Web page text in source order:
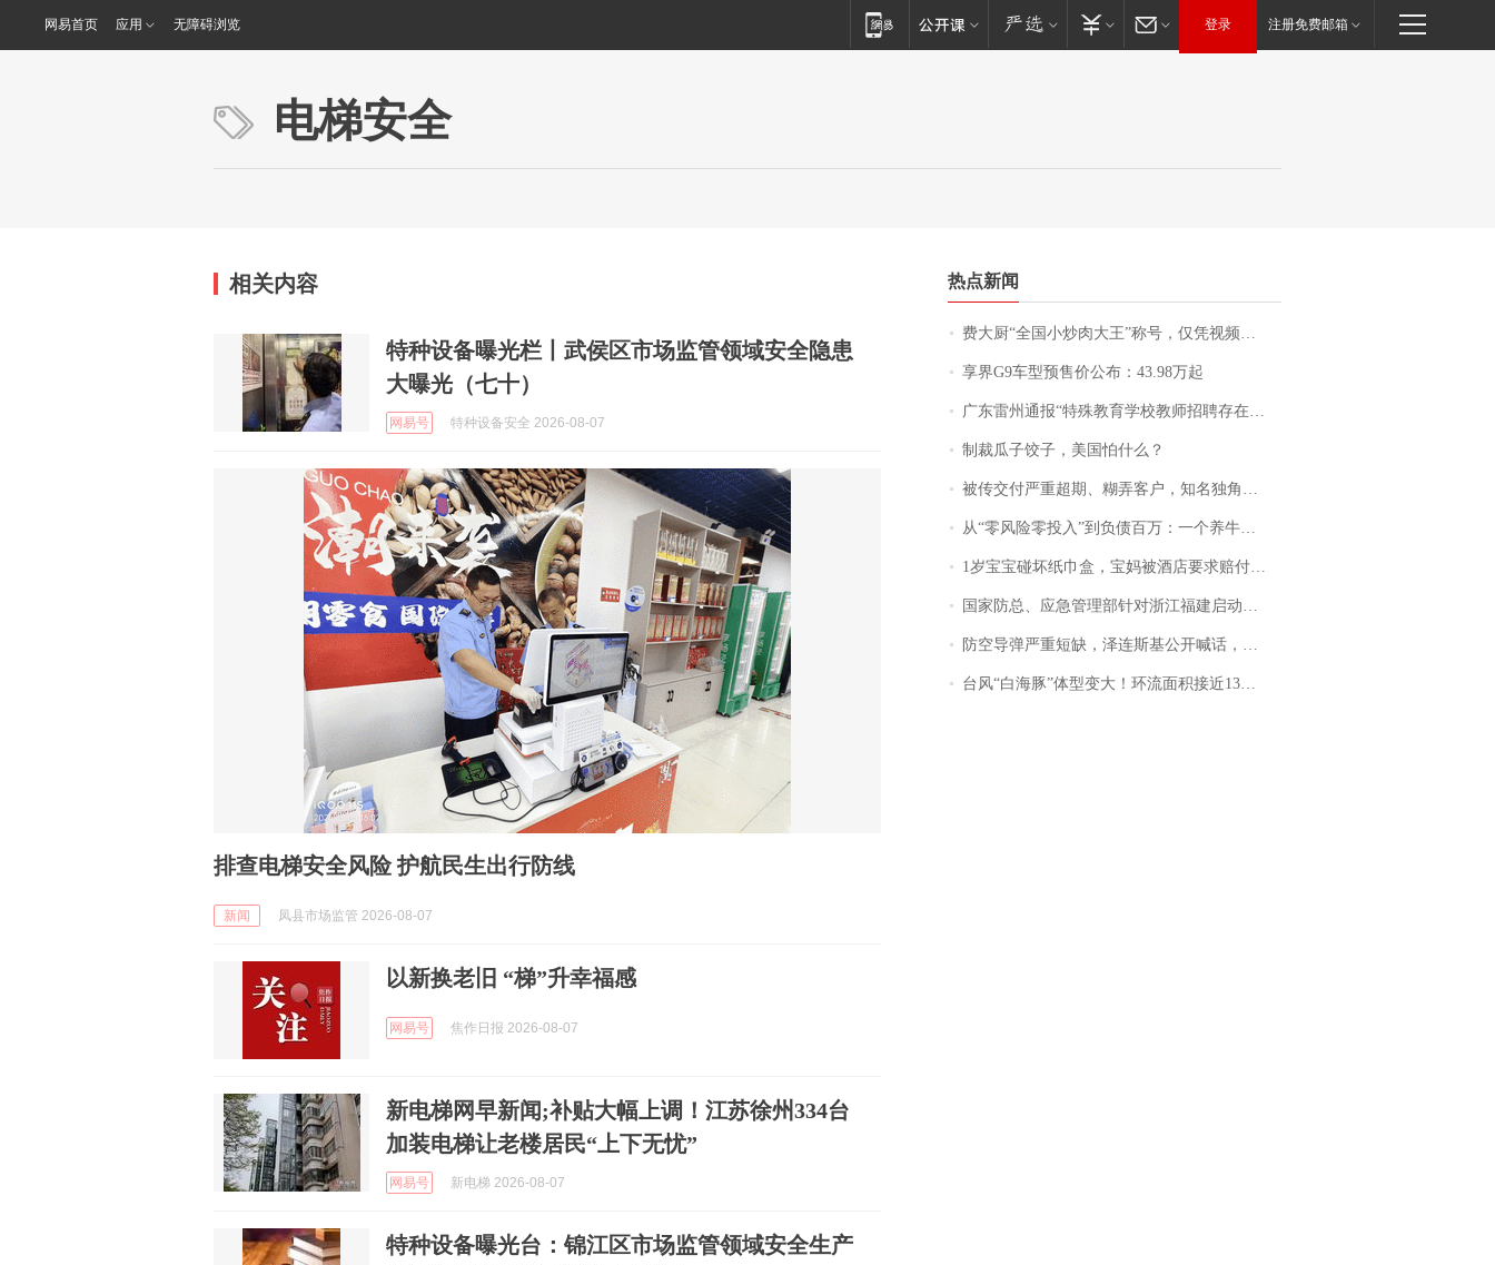
网易首页 应用 无障碍浏览 登录 注册免费邮箱
电梯安全
相关内容
特种设备曝光栏丨武侯区市场监管领域安全隐患
大曝光（七十）
网易号 特种设备安全 2026-08-07
排查电梯安全风险 护航民生出行防线
新闻 凤县市场监管 2026-08-07
以新换老旧 “梯”升幸福感
网易号 焦作日报 2026-08-07
新电梯网早新闻;补贴大幅上调！江苏徐州334台
加装电梯让老楼居民“上下无忧”
网易号 新电梯 2026-08-07
特种设备曝光台：锦江区市场监管领域安全生产
热点新闻
费大厨“全国小炒肉大王”称号，仅凭视频评出？中国烹饪协会回应
享界G9车型预售价公布：43.98万起
广东雷州通报“特殊教育学校教师招聘存在违规行为”：已启动问责程序 副校长被停职
制裁瓜子饺子，美国怕什么？
被传交付严重超期、糊弄客户，知名独角兽车企创始人回应：都没证据，将依法采取措施，“本人长期与美国交管局保持沟通，对方表示肯定”
从“零风险零投入”到负债百万：一个养牛项目崩盘后，谁该为农户的贷款买单丨红星调查
1岁宝宝碰坏纸巾盒，宝妈被酒店要求赔付924元！三亚一酒店回复：骨瓷定制！网友一查价格，吵翻了
国家防总、应急管理部针对浙江福建启动防汛防台风四级应急响应
防空导弹严重短缺，泽连斯基公开喊话，乌克兰失去导弹拦截能力？
台风“白海豚”体型变大！环流面积接近13个浙江那么大